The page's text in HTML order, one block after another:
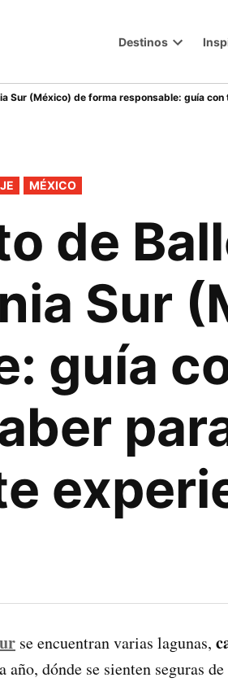
Destinos
menu
Sur (México) de forma responsable: guía
MÉXICO
de
Sur
guía
se encuentran varias lagunas,
año, dónde se sienten seguras